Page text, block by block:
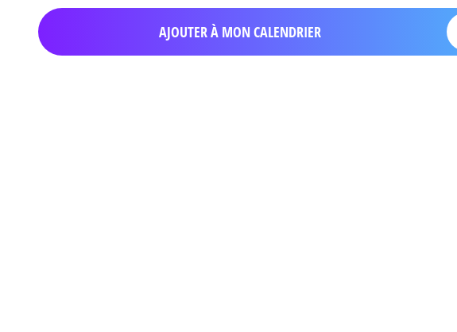
AJOUTER À MON CALENDRIER